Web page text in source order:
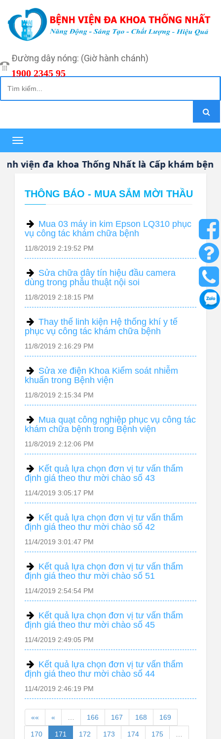
Đường dây nóng: (Giờ hành chánh)
1900 2345 95
Toggle
navigation
viện đa khoa Thống Nhất là Cấp khám bệnh,
THÔNG BÁO - MUA SẮM MỜI THẦU
Mua 03 máy in kim Epson LQ310 phục
vụ công tác khám chữa bệnh
11/8/2019 2:19:52 PM
Sửa chữa dây tín hiệu đầu camera
dùng trong phẫu thuật nội soi
11/8/2019 2:18:15 PM
Thay thế linh kiện Hệ thống khí y tế
phục vụ công tác khám chữa bệnh
11/8/2019 2:16:29 PM
Sửa xe điện Khoa Kiểm soát nhiễm
khuẩn trong Bệnh viện
11/8/2019 2:15:34 PM
Mua quạt công nghiệp phục vụ công tác
khám chữa bệnh trong Bệnh viện
11/8/2019 2:12:06 PM
Kết quả lựa chọn đơn vị tư vấn thẩm
định giá theo thư mời chào số 43
11/4/2019 3:05:17 PM
Kết quả lựa chọn đơn vị tư vấn thẩm
định giá theo thư mời chào số 42
11/4/2019 3:01:47 PM
Kết quả lựa chọn đơn vị tư vấn thẩm
định giá theo thư mời chào số 51
11/4/2019 2:54:54 PM
Kết quả lựa chọn đơn vị tư vấn thẩm
định giá theo thư mời chào số 45
11/4/2019 2:49:05 PM
Kết quả lựa chọn đơn vị tư vấn thẩm
định giá theo thư mời chào số 44
11/4/2019 2:46:19 PM
«« « … 166 167 168 169
170 171 172 173 174 175 …